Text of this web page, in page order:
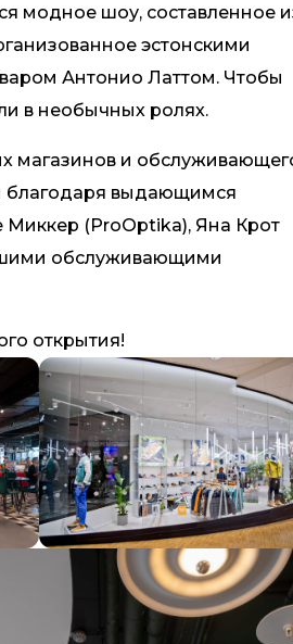
модное шоу, составленное
эстонскими
Антонио Латтом. Чтобы
в необычных ролях.
магазинов и
благодаря выдающимся
Миккер (ProOptika), Яна Крот
обслуживающими
открытия!